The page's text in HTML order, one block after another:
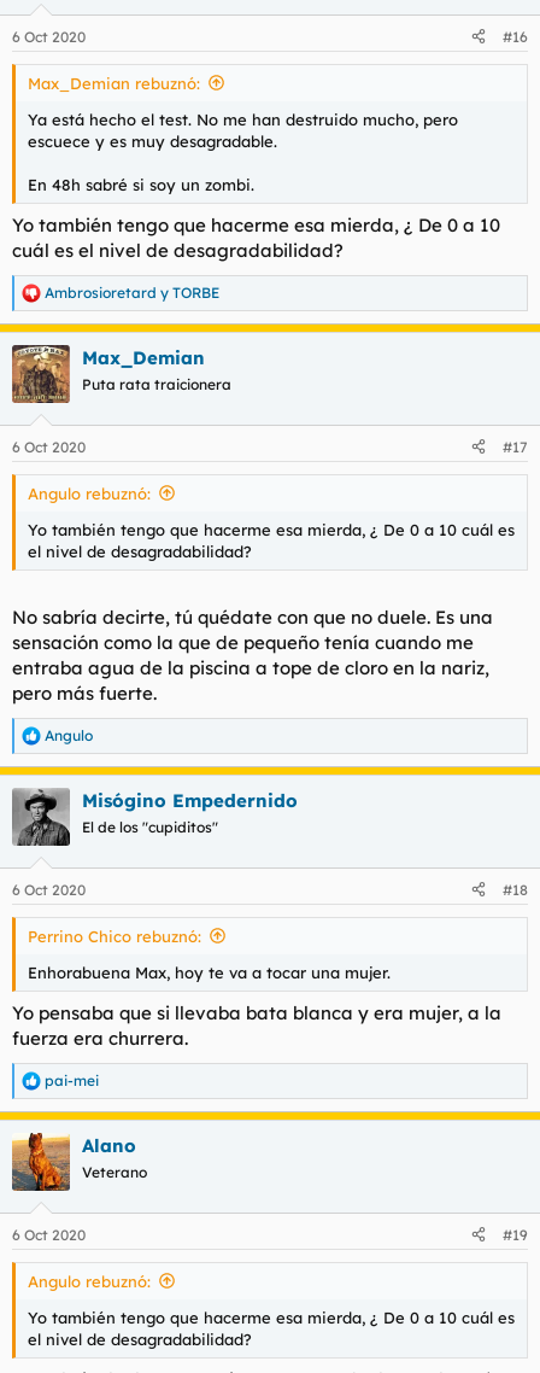
6 Oct 2020 #16
Max_Demian rebuznó:
Ya está hecho el test. No me han destruido mucho, pero
escuece y es muy desagradable.
En 48h sabré si soy un zombi.
Yo también tengo que hacerme esa mierda, ¿ De 0 a 10
cuál es el nivel de desagradabilidad?
R
e
a
c
c
i
e
s
Ambrosioretard y TORBE
Max_Demian
Puta rata traicionera
6 Oct 2020 #17
Angulo rebuznó:
Yo también tengo que hacerme esa mierda, ¿ De 0 a 10 cuál es
el nivel de desagradabilidad?
No sabría decirte, tú quédate con que no duele. Es una
sensación como la que de pequeño tenía cuando me
entraba agua de la piscina a tope de cloro en la nariz,
pero más fuerte.
R
e
a
c
i
e
s
Angulo
Misógino Empedernido
El de los "cupiditos"
6 Oct 2020 #18
Perrino Chico rebuznó:
Enhorabuena Max, hoy te va a tocar una mujer.
Yo pensaba que si llevaba bata blanca y era mujer, a la
fuerza era churrera.
R
e
a
c
c
i
e
s
pai-mei
Alano
Veterano
6 Oct 2020 #19
Angulo rebuznó:
Yo también tengo que hacerme esa mierda, ¿ De 0 a 10 cuál es
el nivel de desagradabilidad?